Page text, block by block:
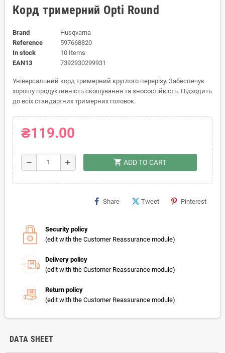
Корд тримерний Opti Round
Brand
Husqvarna
Reference
597668820
In stock
10 Items
EAN13
7392930299931
Універсальний корд тримерний круглого перерізу. Забеспечує
хорошу продуктивність скошування та зносостійкість. Підходить
до всіх стандартних тримерних головок.
₴119.00
remove add shopping_cart ADD TO CART
Share Tweet Pinterest
Security policy
(edit with the Customer Reassurance module)
Delivery policy
(edit with the Customer Reassurance module)
Return policy
(edit with the Customer Reassurance module)
DATA SHEET